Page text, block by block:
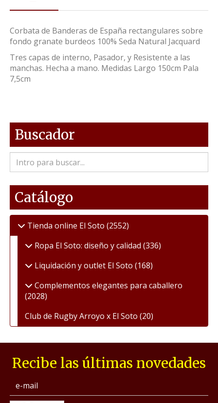
Corbata de Banderas de España rectangulares sobre
fondo granate burdeos 100% Seda Natural Jacquard
Tres capas de interno, Pasador, y Resistente a las
manchas. Hecha a mano. Medidas Largo 150cm Pala
7,5cm
Buscador
Catálogo
Tienda online El Soto (2552)
Ropa El Soto: diseño y calidad (336)
Liquidación y outlet El Soto (168)
Complementos elegantes para caballero
(2028)
Club de Rugby Arroyo x El Soto (20)
Recibe las últimas novedades